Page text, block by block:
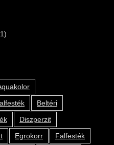
Beltéri
Diszperzit
Egrokorr
Falfesték